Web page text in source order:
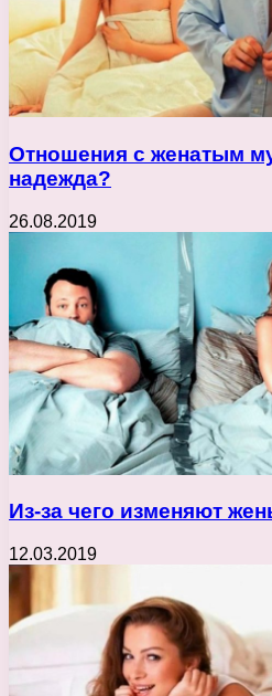
Отношения с женатым
надежда?
26.08.2019
Из-за чего изменяют
12.03.2019